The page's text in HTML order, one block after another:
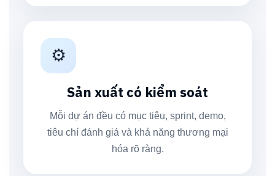
⚙️
Sản xuất có kiểm soát
Mỗi dự án đều có mục tiêu, sprint, demo,
tiêu chí đánh giá và khả năng thương mại
hóa rõ ràng.